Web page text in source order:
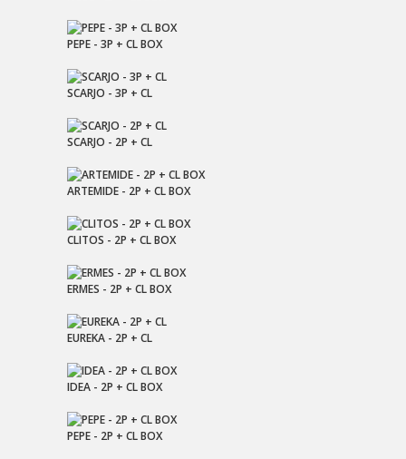
PEPE - 3P + CL BOX
SCARJO - 3P + CL
SCARJO - 2P + CL
ARTEMIDE - 2P + CL BOX
CLITOS - 2P + CL BOX
ERMES - 2P + CL BOX
EUREKA - 2P + CL
IDEA - 2P + CL BOX
PEPE - 2P + CL BOX